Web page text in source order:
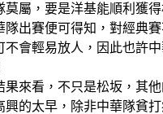
莫屬，要是洋基能順利獲
隊出賽便可得知，對經典
不會輕易放人，因此也許
來看，不只是松坂，其
興的太早，除非中華隊貧